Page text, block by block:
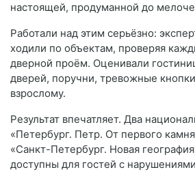
настоящей, продуманной до
Работали над этим серьёзно:
ходили по объектам, проверяя
дверной проём. Оценивали
дверей, поручни, тревожные
взрослому.
Результат впечатляет. Два
«Петербург. Петр. От первого
«Санкт-Петербург. Новая
доступны для гостей с